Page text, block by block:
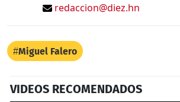
redaccion@diez.hn
Miguel Falero
VIDEOS RECOMENDADOS